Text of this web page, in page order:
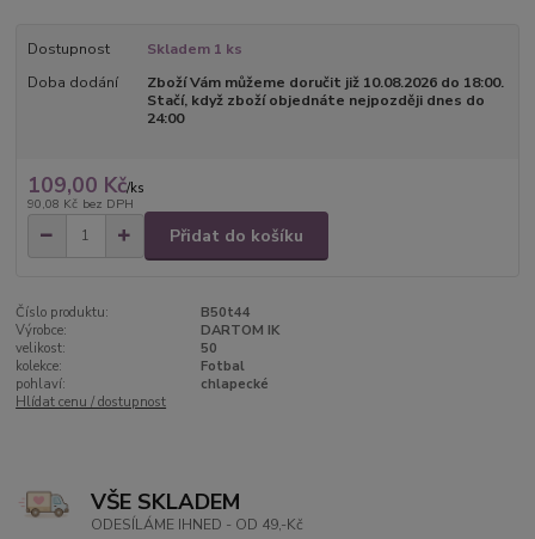
Dostupnost
Skladem 1 ks
Doba dodání
Zboží Vám můžeme doručit již 10.08.2026 do 18:00.
Stačí, když zboží objednáte nejpozději dnes do
24:00
109,00 Kč/ks
90,08 Kč bez DPH
Přidat do košíku
Číslo produktu:
B50t44
Výrobce:
DARTOM IK
velikost:
50
kolekce:
Fotbal
pohlaví:
chlapecké
Hlídat cenu / dostupnost
VŠE SKLADEM
ODESÍLÁME IHNED - OD 49,-Kč